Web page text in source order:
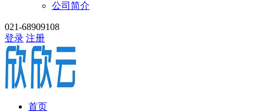
公司简介
021-68909108
登录 注册
首页